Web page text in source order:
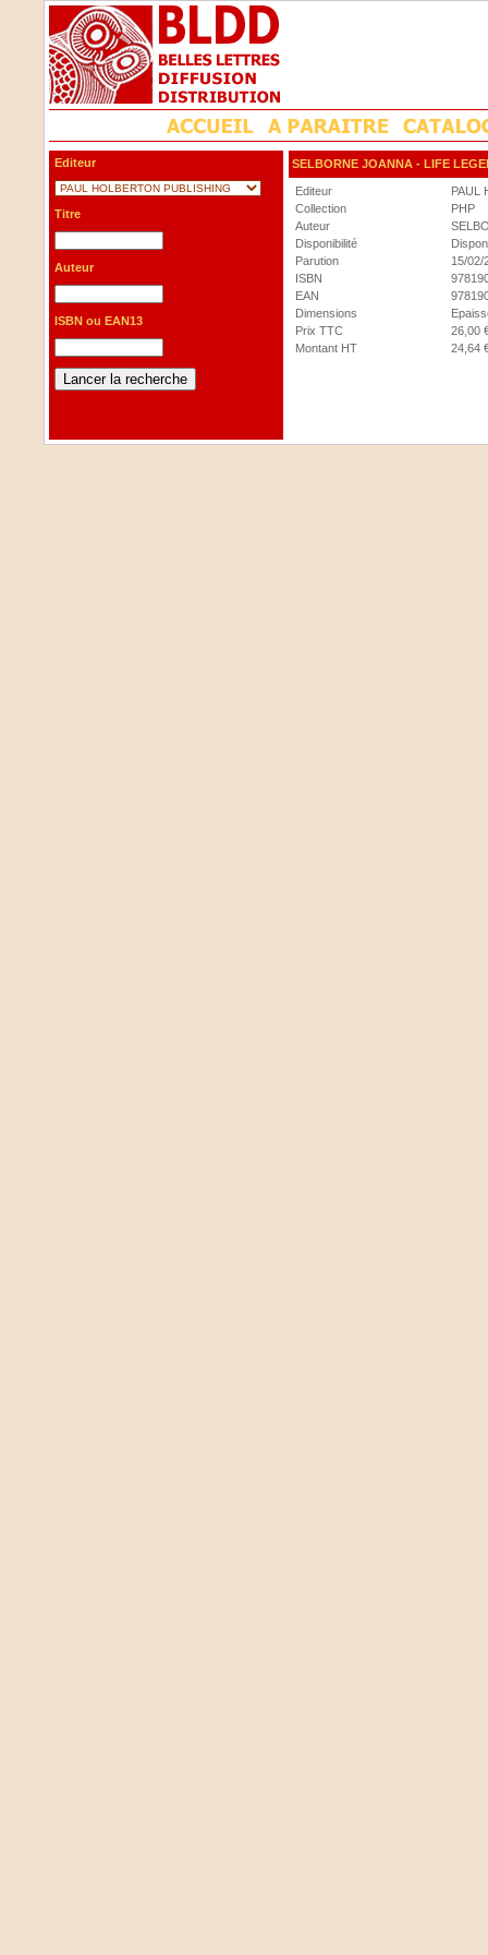
Editeur
Titre
Auteur
ISBN ou EAN13
SELBORNE JOANNA - LIFE
Editeur
PAUL
Collection
PHP
Auteur
Disponibilité
Parution
15/02/
ISBN
EAN
Dimensions
Prix TTC
26,00
Montant HT
24,64